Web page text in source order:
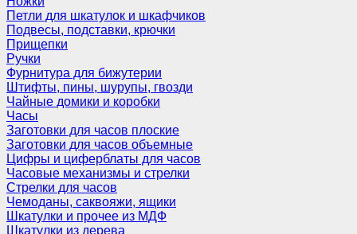
Петли для шкатулок и шкафчиков
Подвесы, подставки, крючки
Прищепки
Ручки
Фурнитура для бижутерии
Штифты, пины, шурупы, гвозди
Чайные домики и коробки
Часы
Заготовки для часов плоские
Заготовки для часов объемные
Цифры и циферблаты для часов
Часовые механизмы и стрелки
Стрелки для часов
Чемоданы, саквояжи, ящики
Шкатулки и прочее из МДФ
Шкатулки из дерева